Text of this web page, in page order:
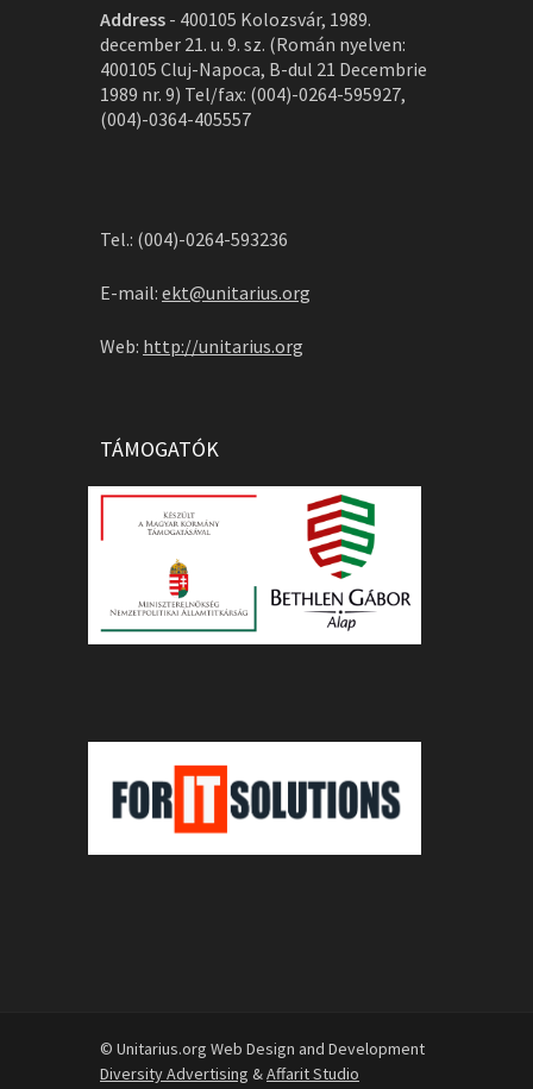
Address - 400105 Kolozsvár, 1989.
december 21. u. 9. sz. (Román nyelven:
400105 Cluj-Napoca, B-dul 21 Decembrie
1989 nr. 9) Tel/fax: (004)-0264-595927,
(004)-0364-405557
Tel.: (004)-0264-593236
E-mail: ekt@unitarius.org
Web: http://unitarius.org
TÁMOGATÓK
© Unitarius.org Web Design and Development
Diversity Advertising &Affarit Studio